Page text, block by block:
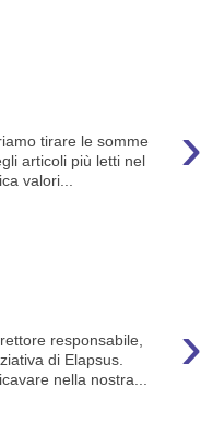
›
tirare le somme
articoli più letti nel
valori...
›
responsabile,
di Elapsus.
nella nostra...